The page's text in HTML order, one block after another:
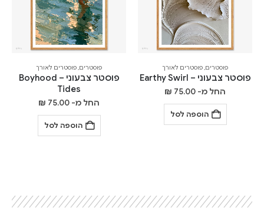
פוסטרים,פוסטרים לאורך
פוסטר צבעוני – Earthy Swirl
החל מ- ₪ 75.00
הוספה לסל
פוסטרים,פוסטרים לאורך
פוסטר צבעוני – Boyhood
Tides
החל מ- ₪ 75.00
הוספה לסל